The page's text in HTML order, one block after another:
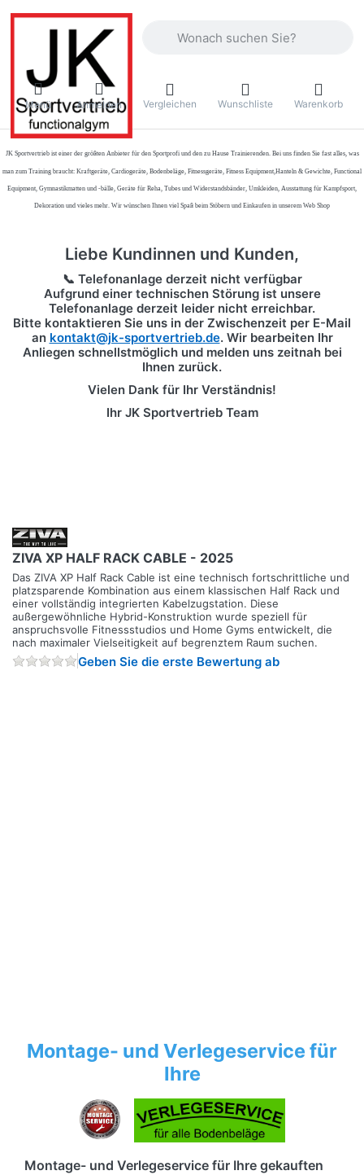
Menü Anmelden Vergleichen Wunschliste Warenkorb
JK Sportvertrieb ist einer der größten Anbieter für den Sportprofi und den zu Hause Trainierenden. Bei uns finden Sie fast alles, was
man zum Training braucht: Kraftgeräte, Cardiogeräte, Bodenbeläge, Fitnessgeräte, Fitness Equipment,Hanteln & Gewichte, Functional
Equipment, Gymnastikmatten und -bälle, Geräte für Reha, Tubes und Widerstandsbänder, Umkleiden, Ausstattung für Kampfsport,
Dekoration und vieles mehr. Wir wünschen Ihnen viel Spaß beim Stöbern und Einkaufen in unserem Web Shop
Liebe Kundinnen und Kunden,
📞 Telefonanlage derzeit nicht verfügbar
Aufgrund einer technischen Störung ist unsere
Telefonanlage derzeit leider nicht erreichbar.
Bitte kontaktieren Sie uns in der Zwischenzeit per E-Mail
an kontakt@jk-sportvertrieb.de. Wir bearbeiten Ihr
Anliegen schnellstmöglich und melden uns zeitnah bei
Ihnen zurück.
Vielen Dank für Ihr Verständnis!
Ihr JK Sportvertrieb Team
ZIVA XP HALF RACK CABLE - 2025
Das ZIVA XP Half Rack Cable ist eine technisch fortschrittliche und
platzsparende Kombination aus einem klassischen Half Rack und
einer vollständig integrierten Kabelzugstation. Diese
außergewöhnliche Hybrid-Konstruktion wurde speziell für
anspruchsvolle Fitnessstudios und Home Gyms entwickelt, die
nach maximaler Vielseitigkeit auf begrenztem Raum suchen.
Geben Sie die erste Bewertung ab
Montage- und Verlegeservice für
Ihre
Montage- und Verlegeservice für Ihre gekauften